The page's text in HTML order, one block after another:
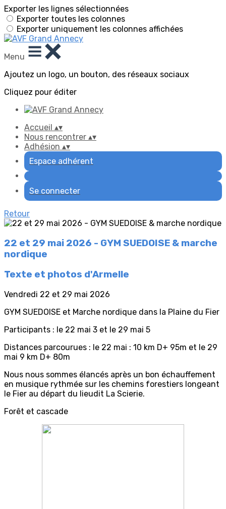
Exporter les lignes sélectionnées
Exporter toutes les colonnes
Exporter uniquement les colonnes affichées
Menu
Ajoutez un logo, un bouton, des réseaux sociaux
Cliquez pour éditer
Accueil ▴▾
Nous rencontrer ▴▾
Adhésion ▴▾
Espace adhérent
Se connecter
Retour
22 et 29 mai 2026 - GYM SUEDOISE & marche
nordique
Texte et photos d'Armelle
Vendredi 22 et 29 mai 2026
GYM SUEDOISE et Marche nordique dans la Plaine du Fier
Participants : le 22 mai 3 et le 29 mai 5
Distances parcourues : le 22 mai : 10 km D+ 95m et le 29
mai 9 km D+ 80m
Nous nous sommes élancés après un bon échauffement
en musique rythmée sur les chemins forestiers longeant
le Fier au départ du lieudit La Scierie.
Forêt et cascade